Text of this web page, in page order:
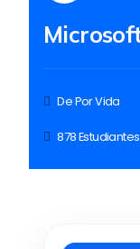
De Por Vida
878 Estudiantes